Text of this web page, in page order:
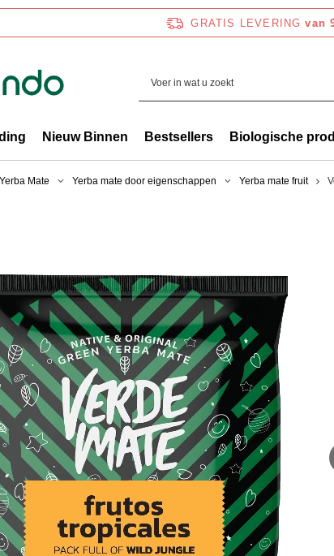
GRATIS LEVERING van
Nieuw Binnen Bestsellers Biologische
Yerba Mate Yerba mate door eigenschappen Yerba mate fruit